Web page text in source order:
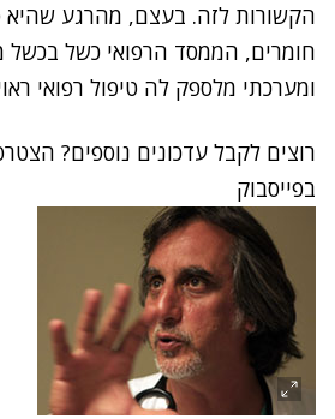
הקשורות לזה. בעצם, מהרגע
חומרים, הממסד הרפואי כשל בכשל
ומערכתי מלספק לה טיפול רפואי
בפייסבוק